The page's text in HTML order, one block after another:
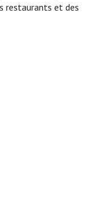
restaurants et des